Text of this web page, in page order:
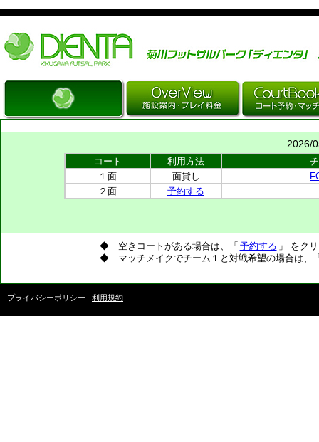
2026/
コート
利用方法
１面
面貸し
２面
予約する
◆ 空きコートがある場合は、「 予約する 」 をク
◆ マッチメイクでチーム１と対戦希望の場合は、
プライバシーポリシー 利用規約